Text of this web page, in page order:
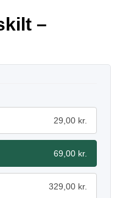
–
29,00 kr.
69,00 kr.
329,00 kr.